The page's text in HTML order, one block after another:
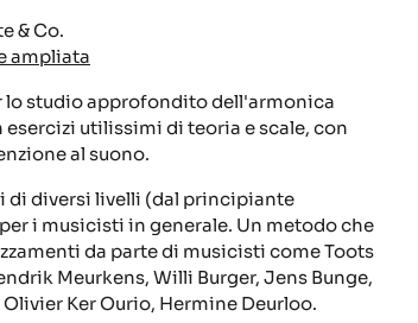
& Co.
ampliata
lo studio approfondito dell'armonica
utilissimi di teoria e scale, con
al suono.
di diversi livelli (dal principiante
i musicisti in generale. Un metodo che
da parte di musicisti come Toots
Meurkens, Willi Burger, Jens Bunge,
Ker Ourio, Hermine Deurloo.